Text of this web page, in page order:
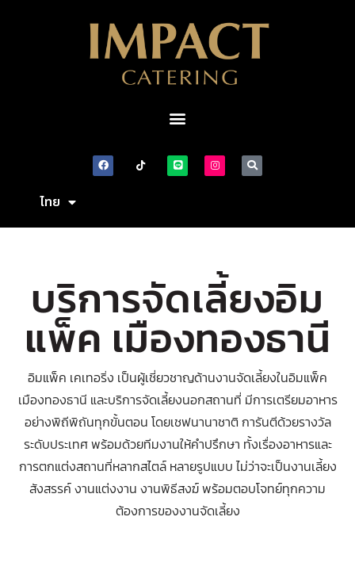
ไทย
English
บริการจัดเลี้ยงอิม
แพ็ค เมืองทองธานี
อิมแพ็ค เคเทอริ่ง เป็นผู้เชี่ยวชาญด้านงานจัดเลี้ยงในอิมแพ็ค
เมืองทองธานี และบริการจัดเลี้ยงนอกสถานที่ มีการเตรียมอาหาร
อย่างพิถีพิถันทุกขั้นตอน โดยเชฟนานาชาติ การันตีด้วยรางวัล
ระดับประเทศ พร้อมด้วยทีมงานให้คำปรึกษา ทั้งเรื่องอาหารและ
การตกแต่งสถานที่หลากสไตล์ หลายรูปแบบ ไม่ว่าจะเป็นงานเลี้ยง
สังสรรค์ งานแต่งงาน งานพิธีสงฆ์ พร้อมตอบโจทย์ทุกความ
ต้องการของงานจัดเลี้ยง